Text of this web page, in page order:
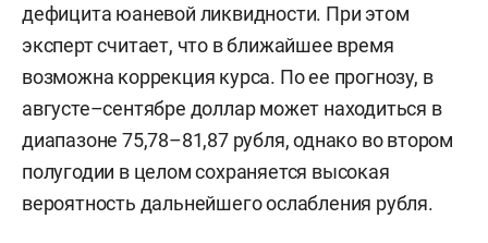
дефицита юаневой ликвидности. При этом
эксперт считает, что в ближайшее время
возможна коррекция курса. По ее прогнозу, в
августе–сентябре доллар может находиться в
диапазоне 75,78–81,87 рубля, однако во втором
полугодии в целом сохраняется высокая
вероятность дальнейшего ослабления рубля.